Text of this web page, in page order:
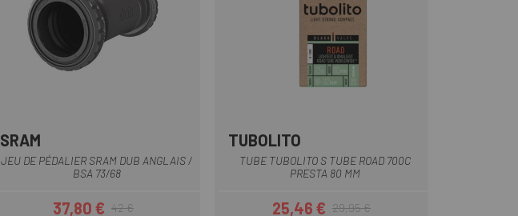
SRAM
JEU DE PÉDALIER SRAM DUB ANGLAIS /
BSA 73/68
37,80 € 42 €
TUBOLITO
TUBE TUBOLITO S TUBE ROAD 700C
PRESTA 80 MM
25,46 € 29,95 €